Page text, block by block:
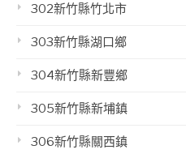
302新竹縣竹北市
303新竹縣湖口鄉
304新竹縣新豐鄉
305新竹縣新埔鎮
306新竹縣關西鎮